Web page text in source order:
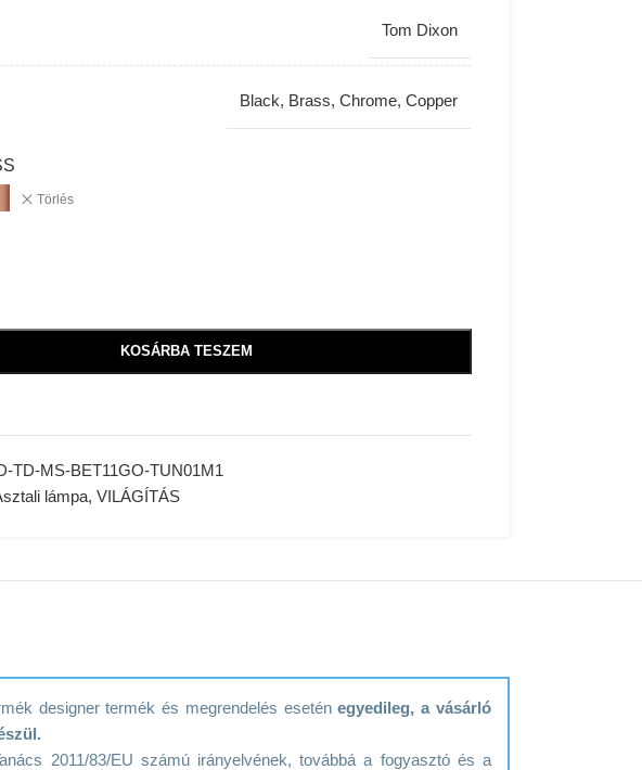
Tom Dixon
Black, Brass, Chrome, Copper
Törlés
KOSÁRBA TESZEM
TD-MS-BET11GO-TUN01M1
lámpa, VILÁGÍTÁS
designer termék és megrendelés eseténegyedileg, a vásárló
2011/83/EU számú irányelvének, továbbá a fogyasztó és a